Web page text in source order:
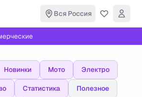
Вся Россия
Новинки Мото Электро
Статистика Полезное